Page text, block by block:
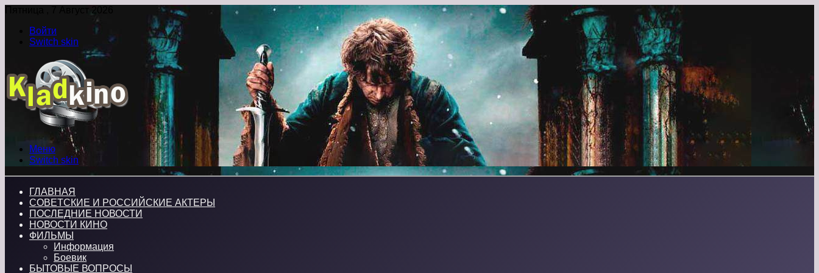
Пятница , 7 Август 2026
Войти
Switch skin
Меню
Switch skin
ГЛАВНАЯ
СОВЕТСКИЕ И РОССИЙСКИЕ АКТЕРЫ
ПОСЛЕДНИЕ НОВОСТИ
НОВОСТИ КИНО
ФИЛЬМЫ
Информация
Боевик
БЫТОВЫЕ ВОПРОСЫ